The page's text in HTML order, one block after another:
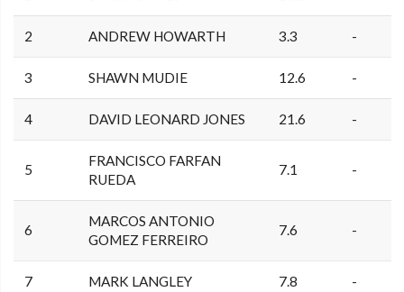
2 ANDREW HOWARTH 3.3 -
3 SHAWN MUDIE 12.6 -
4 DAVID LEONARD JONES 21.6 -
5
FRANCISCO FARFAN
RUEDA
7.1 -
6
MARCOS ANTONIO
GOMEZ FERREIRO
7.6 -
7 MARK LANGLEY 7.8 -